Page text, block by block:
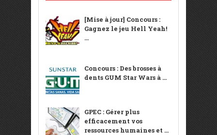
[Mise à jour] Concours :
Gagnez le jeu Hell Yeah!
...
Concours : Des brosses à
dents GUM Star Wars à ...
GPEC : Gérer plus
efficacement vos
ressources humaines et ...